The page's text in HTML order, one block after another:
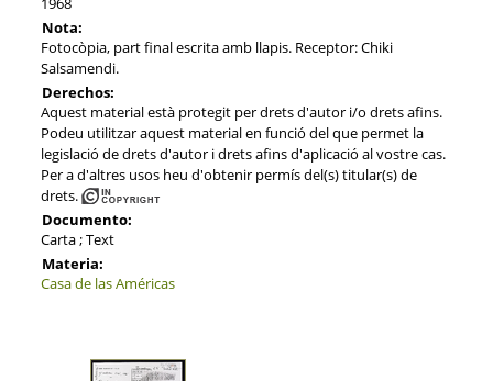
Nota:
Fotocòpia, part final escrita amb llapis. Receptor: Chiki
Salsamendi.
Derechos:
Aquest material està protegit per drets d'autor i/o drets afins.
Podeu utilitzar aquest material en funció del que permet la
legislació de drets d'autor i drets afins d'aplicació al vostre cas.
Per a d'altres usos heu d'obtenir permís del(s) titular(s) de
drets.
Documento:
Carta ; Text
Materia:
Casa de las Américas